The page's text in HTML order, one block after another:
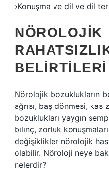
›Konuşma ve dil ve dil
NÖROLOJIK
Nörolojik bozuklukların
ağrısı, baş dönmesi, kas
bozuklukları yaygın
bilinç, zorluk
değişiklikler nörolojik
olabilir. Nöroloji neye
nelerdir?